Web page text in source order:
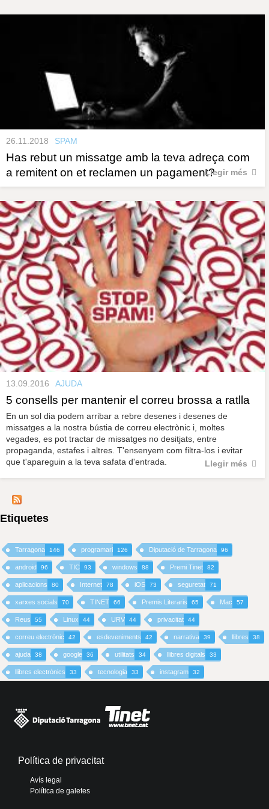
26.11.2018 SPAM
Has rebut un missatge amb la teva adreça com
a remitent on et reclamen un pagament?Llegir més
13.09.2016 AJUDA
5 consells per mantenir el correu brossa a ratlla
En un sol dia podem arribar a rebre desenes i desenes de
missatges a la nostra bústia de correu electrònic i, moltes
vegades, es pot tractar de missatges no desitjats, entre
propaganda, estafes i altres. T'ensenyem com filtra-los i evitar
que t'apareguin a la teva safata d'entrada.
Llegir més
Etiquetes
Tarragona 146 programari 126 Diputació de Tarragona 96
android 96 TIC 93 windows 88 Premi Tinet 82
aplicacions 80 Internet 78 iOS 73 seguretat 71
xarxes socials 70 TINET 66 Premis Literaris 65 Mac 57
Reus 55 Linux 44 URV 44 privacitat 44
correu electrònic 42 esdeveniments 42 narrativa 39 llibres 38
ajuda 38 google 36 utilitats 34 llibres digitals 33
llibres electrònics 33 tecnologia 33 instagram 32
Política de privacitat
Avís legal
Política de galetes